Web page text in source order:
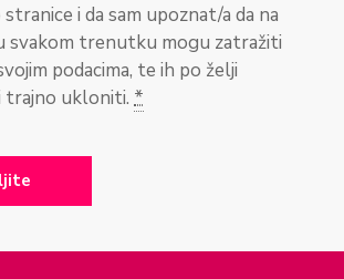
i da sam upoznat/a da na
svakom trenutku mogu zatražiti
podacima, te ih po želji
trajno ukloniti. *